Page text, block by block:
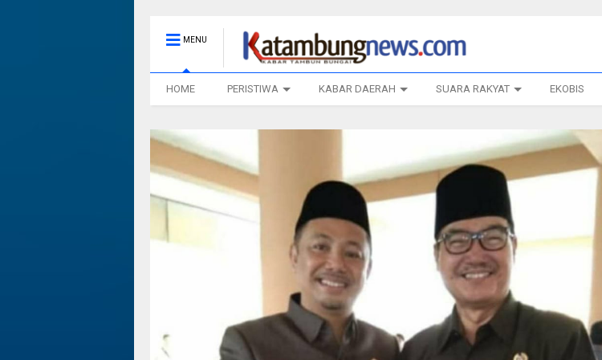
MENU
HOME PERISTIWA KABAR DAERAH SUARA RAKYAT EKOBIS